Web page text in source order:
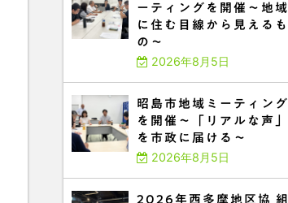
ーティングを開催～地域
に住む目線から見えるも
の～
2026年8月5日
昭島市地域ミーティング
を開催～「リアルな声」
を市政に届ける～
2026年8月5日
2026年西多摩地区協 組